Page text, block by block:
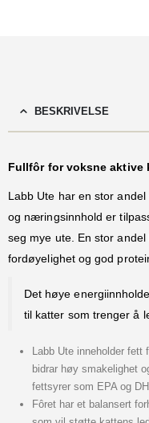
BESKRIVELSE
Fullfôr for voksne aktive
Labb Ute har en stor
og næringsinnhold er
seg mye ute. En stor
fordøyelighet og god
Det høye
til katter som trenger å
Labb Ute inneholder
bidrar høy smakelighet
fettsyrer som EPA og
Fôret har et balansert